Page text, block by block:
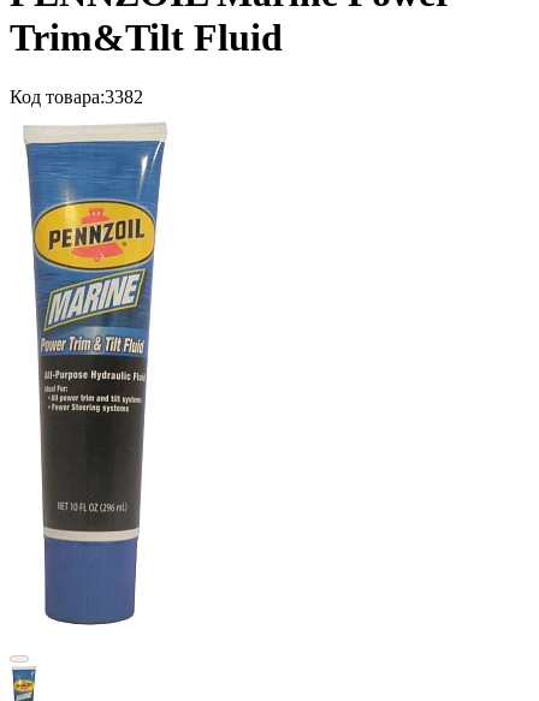
Trim&Tilt Fluid
Код товара:3382